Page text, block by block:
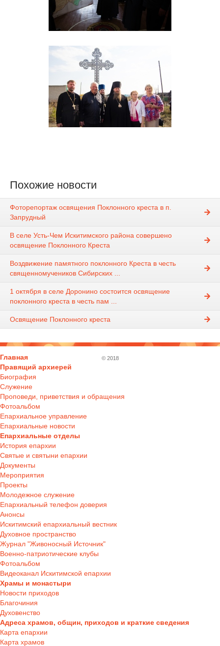
Похожие новости
Фоторепортаж освящения Поклонного креста в п.
Запрудный
В селе Усть-Чем Искитимского района совершено
освящение Поклонного Креста
Воздвижение памятного поклонного Креста в честь
священномучеников Сибирских ...
1 октября в селе Доронино состоится освящение
поклонного креста в честь пам ...
Освящение Поклонного креста
Главная
Правящий архиерей
Биография
Служение
Проповеди, приветствия и обращения
Фотоальбом
Епархиальное управление
Епархиальные новости
Епархиальные отделы
История епархии
Святые и святыни епархии
Документы
Мероприятия
Проекты
Молодежное служение
Епархиальный телефон доверия
Анонсы
Искитимский епархиальный вестник
Духовное пространство
Журнал "Живоносный Источник"
Военно-патриотические клубы
Фотоальбом
Видеоканал Искитимской епархии
Храмы и монастыри
Новости приходов
Благочиния
Духовенство
Адреса храмов, общин, приходов и краткие сведения
Карта епархии
Карта храмов
© 2018